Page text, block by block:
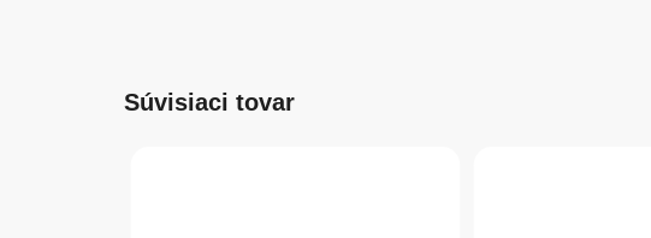
Súvisiaci tovar